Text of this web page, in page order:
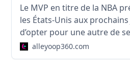
Le MVP en titre de la NBA
les États-Unis aux
d’opter pour une autre de
alleyoop360.com